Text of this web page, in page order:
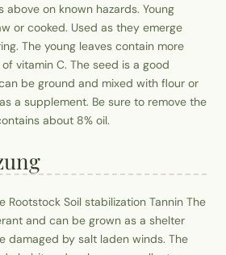
on known hazards. Young
or cooked. Used as they emerge
The young leaves contain more
vitamin C. The seed is a good
be ground and mixed with flour or
a supplement. Be sure to remove the
about 8% oil.
Rootstock Soil stabilization Tannin The
and can be grown as a shelter
damaged by salt laden winds. The